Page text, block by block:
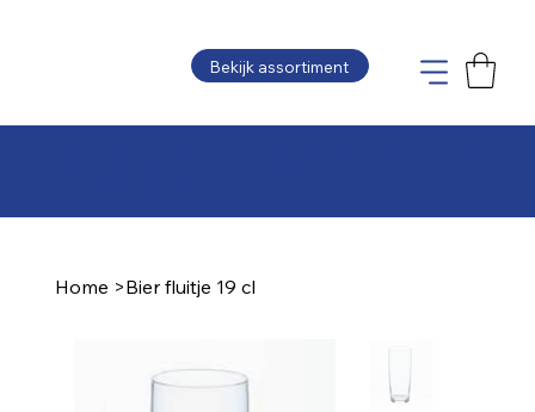
Bekijk assortiment
Home >Bier fluitje 19 cl